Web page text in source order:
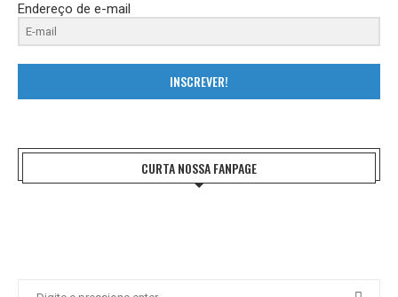
Endereço de e-mail
INSCREVER!
CURTA NOSSA FANPAGE